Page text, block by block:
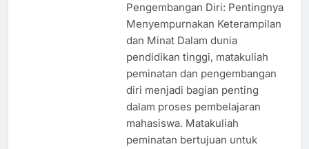
Pengembangan Diri: Pentingnya
Menyempurnakan Keterampilan
dan Minat Dalam dunia
pendidikan tinggi, matakuliah
peminatan dan pengembangan
diri menjadi bagian penting
dalam proses pembelajaran
mahasiswa. Matakuliah
peminatan bertujuan untuk